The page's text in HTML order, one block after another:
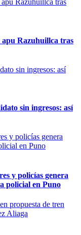
apu Razuhuillca tras
sin ingresos: así
y policías genera
policial en Puno